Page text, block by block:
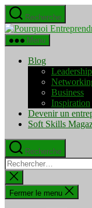
Aller
au
contenu
Recherche
Menu
Blog
Leadership
Business
Inspiration
Devenir un
Soft Skills
Recherche
Rechercher :
Fermer
la
recherche
Fermer le menu